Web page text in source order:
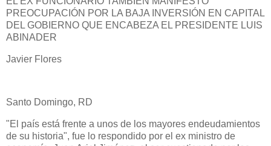
PREOCUPACIÓN POR LA BAJA INVERSIÓN EN CAPITAL
DEL GOBIERNO QUE ENCABEZA EL PRESIDENTE LUIS
ABINADER
Javier Flores
Santo Domingo, RD
"El país está frente a unos de los mayores endeudamientos
de su historia", fue lo respondido por el ex ministro de